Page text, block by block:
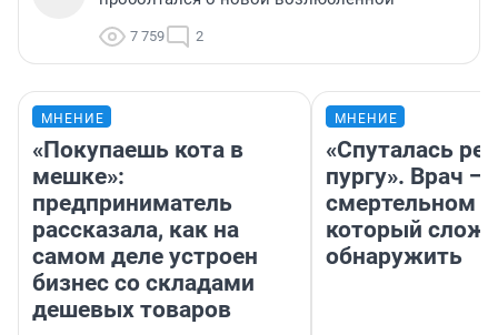
7 759 2
МНЕНИЕ
«Покупаешь кота в
мешке»:
предприниматель
рассказала, как на
самом деле устроен
бизнес со складами
дешевых товаров
МНЕНИЕ
«Спуталась
пургу». Врач —
смертельном
который
обнаружить